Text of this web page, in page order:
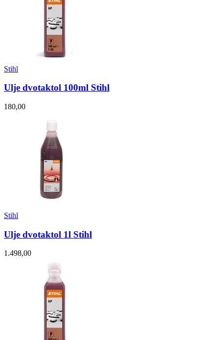
Stihl
Ulje dvotaktol 100ml Stihl
180,00
Stihl
Ulje dvotaktol 1l Stihl
1.498,00